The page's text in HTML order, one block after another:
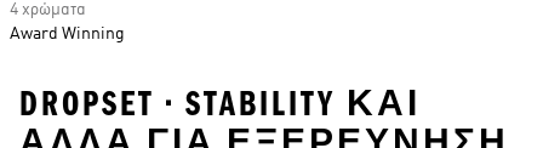
4 χρώματα
Award Winning
DROPSET • STABILITY ΚΑΙ